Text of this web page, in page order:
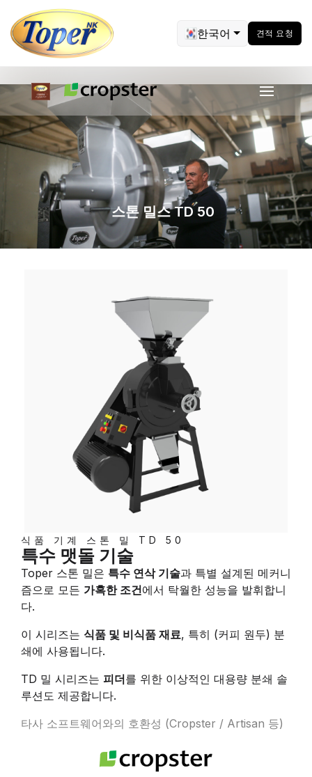
한국어 견적 요청
스톤 밀스 TD 50
식품 기계 스톤 밀 TD 50
특수 맷돌 기술
Toper 스톤 밀은 특수 연삭 기술과 특별 설계된 메커니
즘으로 모든 가혹한 조건에서 탁월한 성능을 발휘합니
다.
이 시리즈는 식품 및 비식품 재료, 특히 (커피 원두) 분
쇄에 사용됩니다.
TD 밀 시리즈는 피더를 위한 이상적인 대용량 분쇄 솔
루션도 제공합니다.
타사 소프트웨어와의 호환성 (Cropster / Artisan 등)